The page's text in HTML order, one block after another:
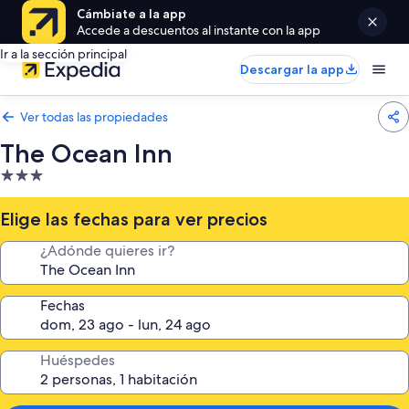
Cámbiate a la app
Accede a descuentos al instante con la app
Ir a la sección principal
Descargar la app
Ver todas las propiedades
The Ocean Inn
Propiedad
de
3.0
estrellas
Elige las fechas para ver precios
¿Adónde quieres ir?
Fechas
Huéspedes